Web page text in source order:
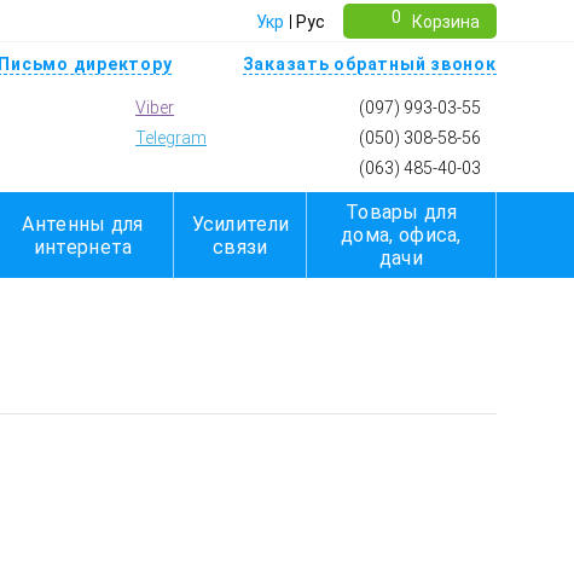
Укр Рус 0 Корзина
Письмо директору Заказать обратный звонок
Viber
Telegram
(097) 993-03-55
(050) 308-58-56
(063) 485-40-03
Антенны для
интернета
Усилители
связи
Товары для
дома, офиса,
дачи